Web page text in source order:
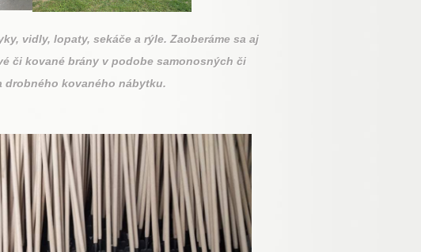
vidly, lopaty, sekáče a rýle. Zaoberáme sa aj
či kované brány v podobe samonosných či
drobného kovaného nábytku.